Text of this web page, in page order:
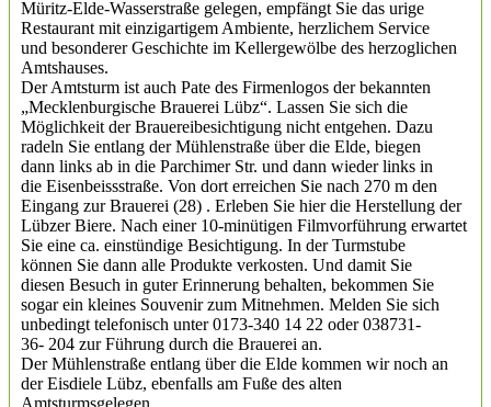
Müritz-Elde-Wasserstraße gelegen, empfängt Sie das urige
Restaurant mit einzigartigem Ambiente, herzlichem Service
und besonderer Geschichte im Kellergewölbe des herzoglichen
Amtshauses.
Der Amtsturm ist auch Pate des Firmenlogos der bekannten
„Mecklenburgische Brauerei Lübz“. Lassen Sie sich die
Möglichkeit der Brauereibesichtigung nicht entgehen. Dazu
radeln Sie entlang der Mühlenstraße über die Elde, biegen
dann links ab in die Parchimer Str. und dann wieder links in
die Eisenbeissstraße. Von dort erreichen Sie nach 270 m den
Eingang zur Brauerei (28) . Erleben Sie hier die Herstellung der
Lübzer Biere. Nach einer 10-minütigen Filmvorführung erwartet
Sie eine ca. einstündige Besichtigung. In der Turmstube
können Sie dann alle Produkte verkosten. Und damit Sie
diesen Besuch in guter Erinnerung behalten, bekommen Sie
sogar ein kleines Souvenir zum Mitnehmen. Melden Sie sich
unbedingt telefonisch unter 0173-340 14 22 oder 038731-
36- 204 zur Führung durch die Brauerei an.
Der Mühlenstraße entlang über die Elde kommen wir noch an
der Eisdiele Lübz, ebenfalls am Fuße des alten
Amtsturmsgelegen,